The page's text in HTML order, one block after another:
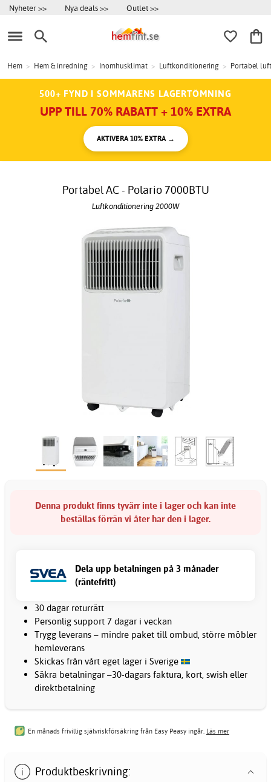
Nyheter >> Nya deals >> Outlet >>
Hem > Hem & inredning > Inomhusklimat > Luftkonditionering > Portabel
500+ FYND I SOMMARENS LAGERTÖMNING
UPP TILL 70% RABATT + 10% EXTRA
AKTIVERA 10% EXTRA →
Portabel AC - Polario 7000BTU
Luftkonditionering 2000W
Denna produkt finns tyvärr inte i lager och kan inte
beställas förrän vi åter har den i lager.
Dela upp betalningen på 3 månader
(räntefritt)
30 dagar returrätt
Personlig support 7 dagar i veckan
Trygg leverans – mindre paket till ombud, större möbler
hemleverans
Skickas från vårt eget lager i Sverige
Säkra betalningar –30-dagars faktura, kort, swish eller
direktbetalning
En månads frivillig självriskförsäkring från Easy Peasy ingår. Läs mer
Produktbeskrivning: